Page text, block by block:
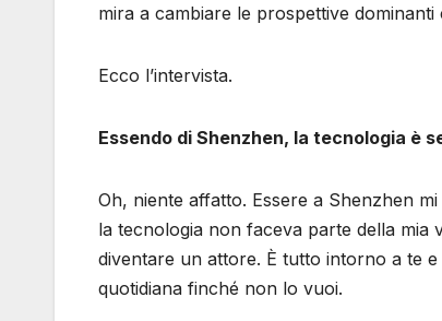
mira a cambiare le prospettive
Ecco l’intervista.
Essendo di Shenzhen, la tecnologia è
Oh, niente affatto. Essere a Shenzhen
la tecnologia non faceva parte della mia
diventare un attore. È tutto intorno a te
quotidiana finché non lo vuoi.